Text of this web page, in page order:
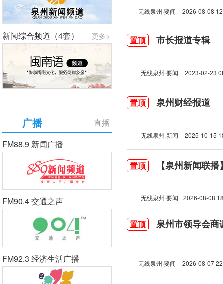
更多>
新闻综合频道（4套）
直播
广播
FM88.9 新闻广播
FM90.4 交通之声
FM92.3 经济生活广播
无线泉州·要闻 2026-08-08
置顶 市长报道专辑
无线泉州·要闻 2023-02-23
置顶 泉州财经报道
无线泉州 新闻 2025-10-15
置顶 【泉州新闻联
无线泉州·要闻 2026-08-08
置顶 泉州市领导会商
无线泉州·要闻 2026-08-07